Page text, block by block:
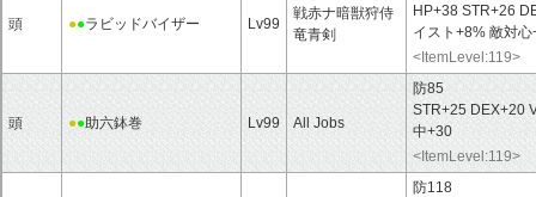
頭 ●●ラビッドバイザー Lv99
戦赤ナ暗獣狩侍
竜青剣
HP+38 STR+26
イスト+8% 敵対
<ItemLevel:119>
頭 ●●助六鉢巻 Lv99 All Jobs
防85
STR+25 DEX+20
中+30
<ItemLevel:119>
防118